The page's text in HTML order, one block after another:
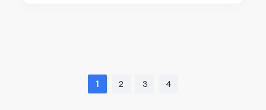
1 2 3 4